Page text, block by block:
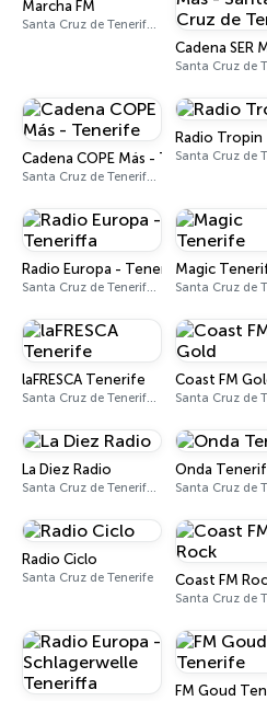
Marcha FM
Santa Cruz de Tenerife 106.1 FM
Cadena SER
Cadena COPE Más - Tenerife
Santa Cruz de Tenerife 105.1 FM
Radio Tropin
Santa Cruz de
Radio Europa - Teneriffa
Santa Cruz de Tenerife 102.3 FM
Magic
Santa Cruz de
laFRESCA Tenerife
Santa Cruz de Tenerife 105.9 FM
Coast FM
Santa Cruz de
La Diez Radio
Santa Cruz de Tenerife 88.5 - 107.7 FM
Onda
Radio Ciclo
Santa Cruz de Tenerife Coast FM
Santa Cruz de
FM Goud